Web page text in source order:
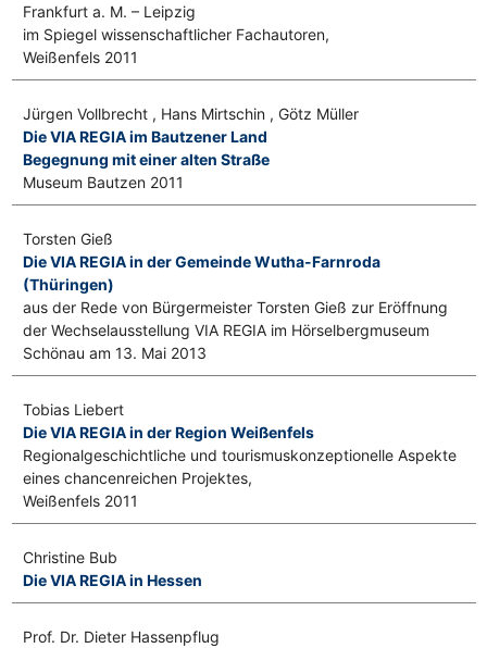
Frankfurt a. M. – Leipzig
im Spiegel wissenschaftlicher Fachautoren,
Weißenfels 2011
Jürgen Vollbrecht , Hans Mirtschin , Götz Müller
Die VIA REGIA im Bautzener Land
Begegnung mit einer alten Straße
Museum Bautzen 2011
Torsten Gieß
Die VIA REGIA in der Gemeinde Wutha-Farnroda
(Thüringen)
aus der Rede von Bürgermeister Torsten Gieß zur Eröffnung
der Wechselausstellung VIA REGIA im Hörselbergmuseum
Schönau am 13. Mai 2013
Tobias Liebert
Die VIA REGIA in der Region Weißenfels
Regionalgeschichtliche und tourismuskonzeptionelle Aspekte
eines chancenreichen Projektes,
Weißenfels 2011
Christine Bub
Die VIA REGIA in Hessen
Prof. Dr. Dieter Hassenpflug